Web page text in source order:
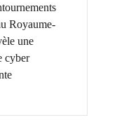
Royaume-
une
cyber